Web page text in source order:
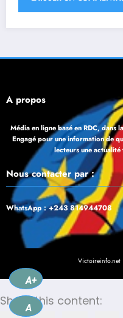
À propos
Média en ligne basé en RDC,
Engagé pour une information de
lecteurs une
Nous contacter par :
WhatsApp : +243 814944708
Victoireinfo.net
A+
A
Share this content: